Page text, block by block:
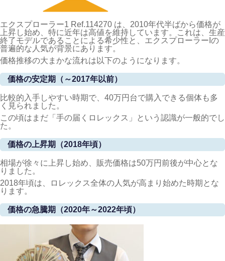
エクスプローラー1 Ref.114270 は、2010年代半ばから価格が
上昇し始め、特に近年は高値を維持しています。これは、生産
終了モデルであることによる希少性と、エクスプローラーIの
普遍的な人気が背景にあります。
価格推移の大まかな流れは以下のようになります。
価格の安定期（～2017年以前）
比較的入手しやすい時期で、40万円台で購入できる個体も多
く見られました。
この頃はまだ「手の届くロレックス」という認識が一般的でし
た。
価格の上昇期（2018年頃）
相場が徐々に上昇し始め、販売価格は50万円前後が中心とな
りました。
2018年頃は、ロレックス全体の人気が高まり始めた時期とな
ります。
価格の急騰期（2020年～2022年頃）